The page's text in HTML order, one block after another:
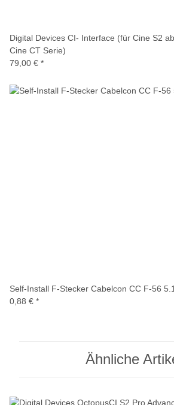
Digital Devices CI- Interface (für Cine S2
Cine CT Serie)
79,00 € *
Self-Install F-Stecker Cabelcon CC F-56
0,88 € *
Ähnliche